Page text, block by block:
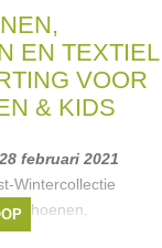
de
,Anne kurris,Fred &
, ...
EN TEXTIEL
VOOR
& KIDS
februari 2021
Wintercollectie
textiel aan